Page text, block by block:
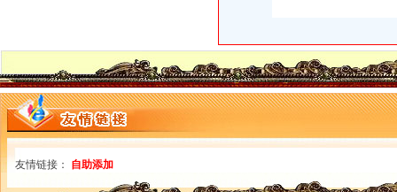
公司注册流程及费用标准-法律知识大全|律师365(.com)
江岸记账代理公司怎么收费的？迅速办理找哪家？-中介代理-深圳酷易搜
【重庆公司代办之“三证合一”新旧照换领的流程】-沙坪坝小龙坎易
注册一个电子商务公司_北京顶呱呱公司注册_搜狐其它_搜狐网
成立分公司的流程是什么-法律知识大全|律师365(.com)
重庆资质认证：重庆企源工商快速代办渝中区的房地产开发资质延期新
申请注册一个人力资源公司需要哪些流程和费用。我们公司主要从事代
友情链接： 自助添加